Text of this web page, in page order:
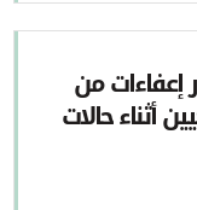
إعفاءات من
أثناء حالات